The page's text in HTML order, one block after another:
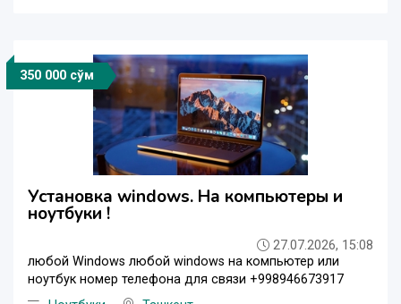
350 000 сўм
Установка windows. На компьютеры и
ноутбуки !
27.07.2026, 15:08
любой Windows любой windows на компьютер или
ноутбук номер телефона для связи +998946673917